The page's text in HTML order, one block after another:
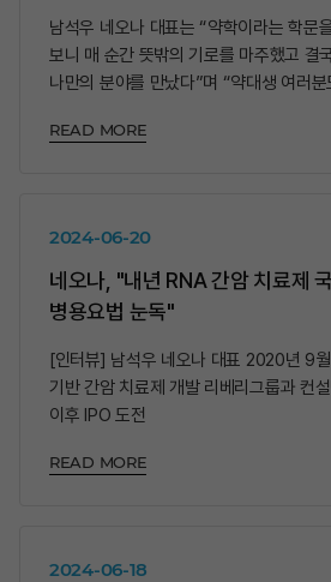
남석우 네오나 대표는 “약학이라는 학문
보니 매 순간 뜻밖의 기로를 마주했고 결
나만의 분야를 만났다”며 “약대생 여러
READ MORE
2024-06-20
네오나, "내년 RNA 간암 치료제
병용요법 눈독"
[인터뷰] 남석우 네오나 대표 2020년 9월 교원 창업 통해 RNA
기반 간암 치료제 개발 리베리그룹과 컨
이후 IPO 도전
READ MORE
2024-06-18